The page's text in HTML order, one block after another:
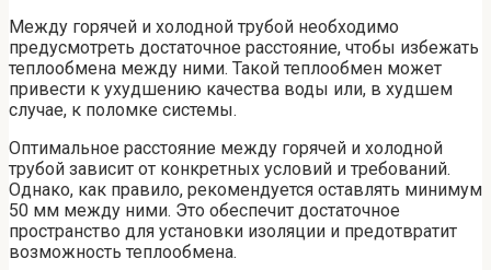
Между горячей и холодной трубой необходимо
предусмотреть достаточное расстояние, чтобы избежать
теплообмена между ними. Такой теплообмен может
привести к ухудшению качества воды или, в худшем
случае, к поломке системы.
Оптимальное расстояние между горячей и холодной
трубой зависит от конкретных условий и требований.
Однако, как правило, рекомендуется оставлять минимум
50 мм между ними. Это обеспечит достаточное
пространство для установки изоляции и предотвратит
возможность теплообмена.